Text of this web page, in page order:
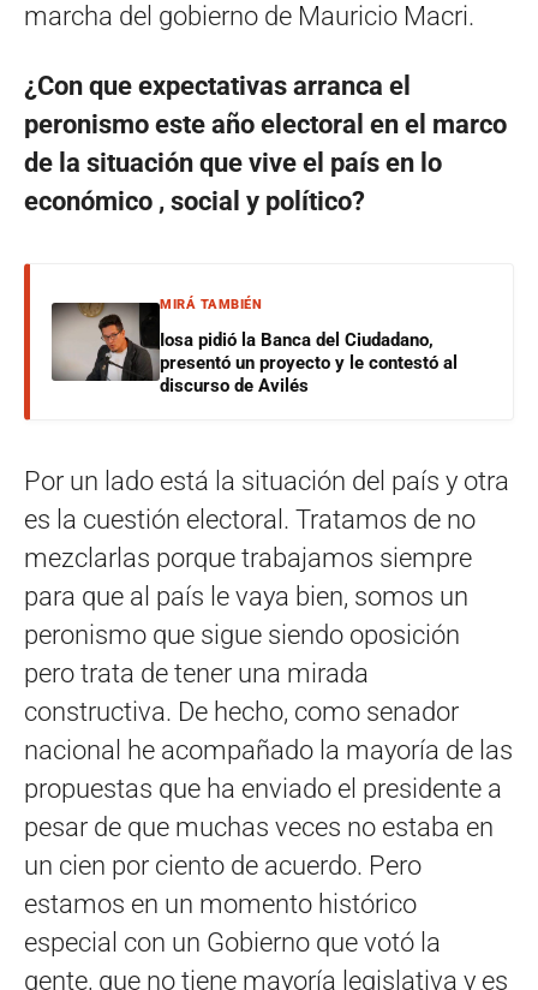
marcha del gobierno de Mauricio Macri.
¿Con que expectativas arranca el
peronismo este año electoral en el marco
de la situación que vive el país en lo
económico , social y político?
MIRÁ TAMBIÉN
Iosa pidió la Banca del Ciudadano,
presentó un proyecto y le contestó al
discurso de Avilés
Por un lado está la situación del país y otra
es la cuestión electoral. Tratamos de no
mezclarlas porque trabajamos siempre
para que al país le vaya bien, somos un
peronismo que sigue siendo oposición
pero trata de tener una mirada
constructiva. De hecho, como senador
nacional he acompañado la mayoría de las
propuestas que ha enviado el presidente a
pesar de que muchas veces no estaba en
un cien por ciento de acuerdo. Pero
estamos en un momento histórico
especial con un Gobierno que votó la
gente, que no tiene mayoría legislativa y es